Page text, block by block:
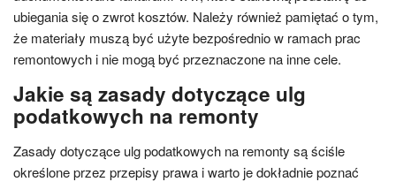
ubiegania się o zwrot kosztów. Należy również pamiętać o tym,
że materiały muszą być użyte bezpośrednio w ramach prac
remontowych i nie mogą być przeznaczone na inne cele.
Jakie są zasady dotyczące ulg
podatkowych na remonty
Zasady dotyczące ulg podatkowych na remonty są ściśle
określone przez przepisy prawa i warto je dokładnie poznać